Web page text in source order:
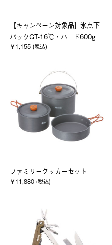
【キャンペーン対象品】氷点下
パックGT-16℃・ハード600g
￥1,155 (税込)
ファミリークッカーセット
￥11,880 (税込)